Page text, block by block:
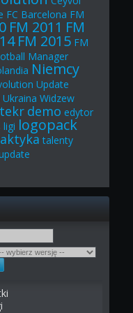
FC Barcelona FM
FM 2011 FM
FM 2015 FM
Manager
Niemcy
Update
Ukraina Widzew
demo edytor
ligi logopack
talenty